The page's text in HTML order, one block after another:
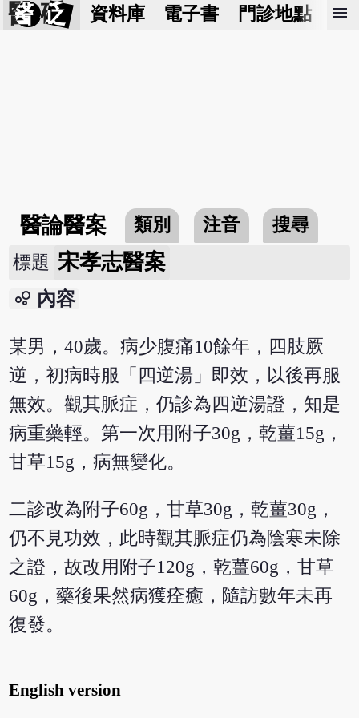
醫 砭 資料庫 電子書 門診地點 預
menu
醫論醫案 類別 注音
搜尋
標題 宋孝志醫案
bubble_chart 內容
某男，40歲。病少腹痛10餘年，四肢厥
逆，初病時服「四逆湯」即效，以後再服
無效。觀其脈症，仍診為四逆湯證，知是
病重藥輕。第一次用附子30g，乾薑15g，
甘草15g，病無變化。
二診改為附子60g，甘草30g，乾薑30g，
仍不見功效，此時觀其脈症仍為陰寒未除
之證，故改用附子120g，乾薑60g，甘草
60g，藥後果然病獲痊癒，隨訪數年未再
復發。
English version